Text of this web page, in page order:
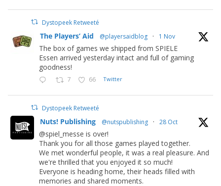
Dystopeek Retweeté
The Players’ Aid @playersaidblog · 1 Nov
The box of games we shipped from SPIELE
Essen arrived yesterday intact and full of gaming
goodness!
7 66 Twitter
Dystopeek Retweeté
Nuts! Publishing @nutspublishing · 28 Oct
@spiel_messe is over!
Thank you for all those games played together.
We met wonderful people, it was a real pleasure. And
we're thrilled that you enjoyed it so much!
Everyone is heading home, their heads filled with
memories and shared moments.